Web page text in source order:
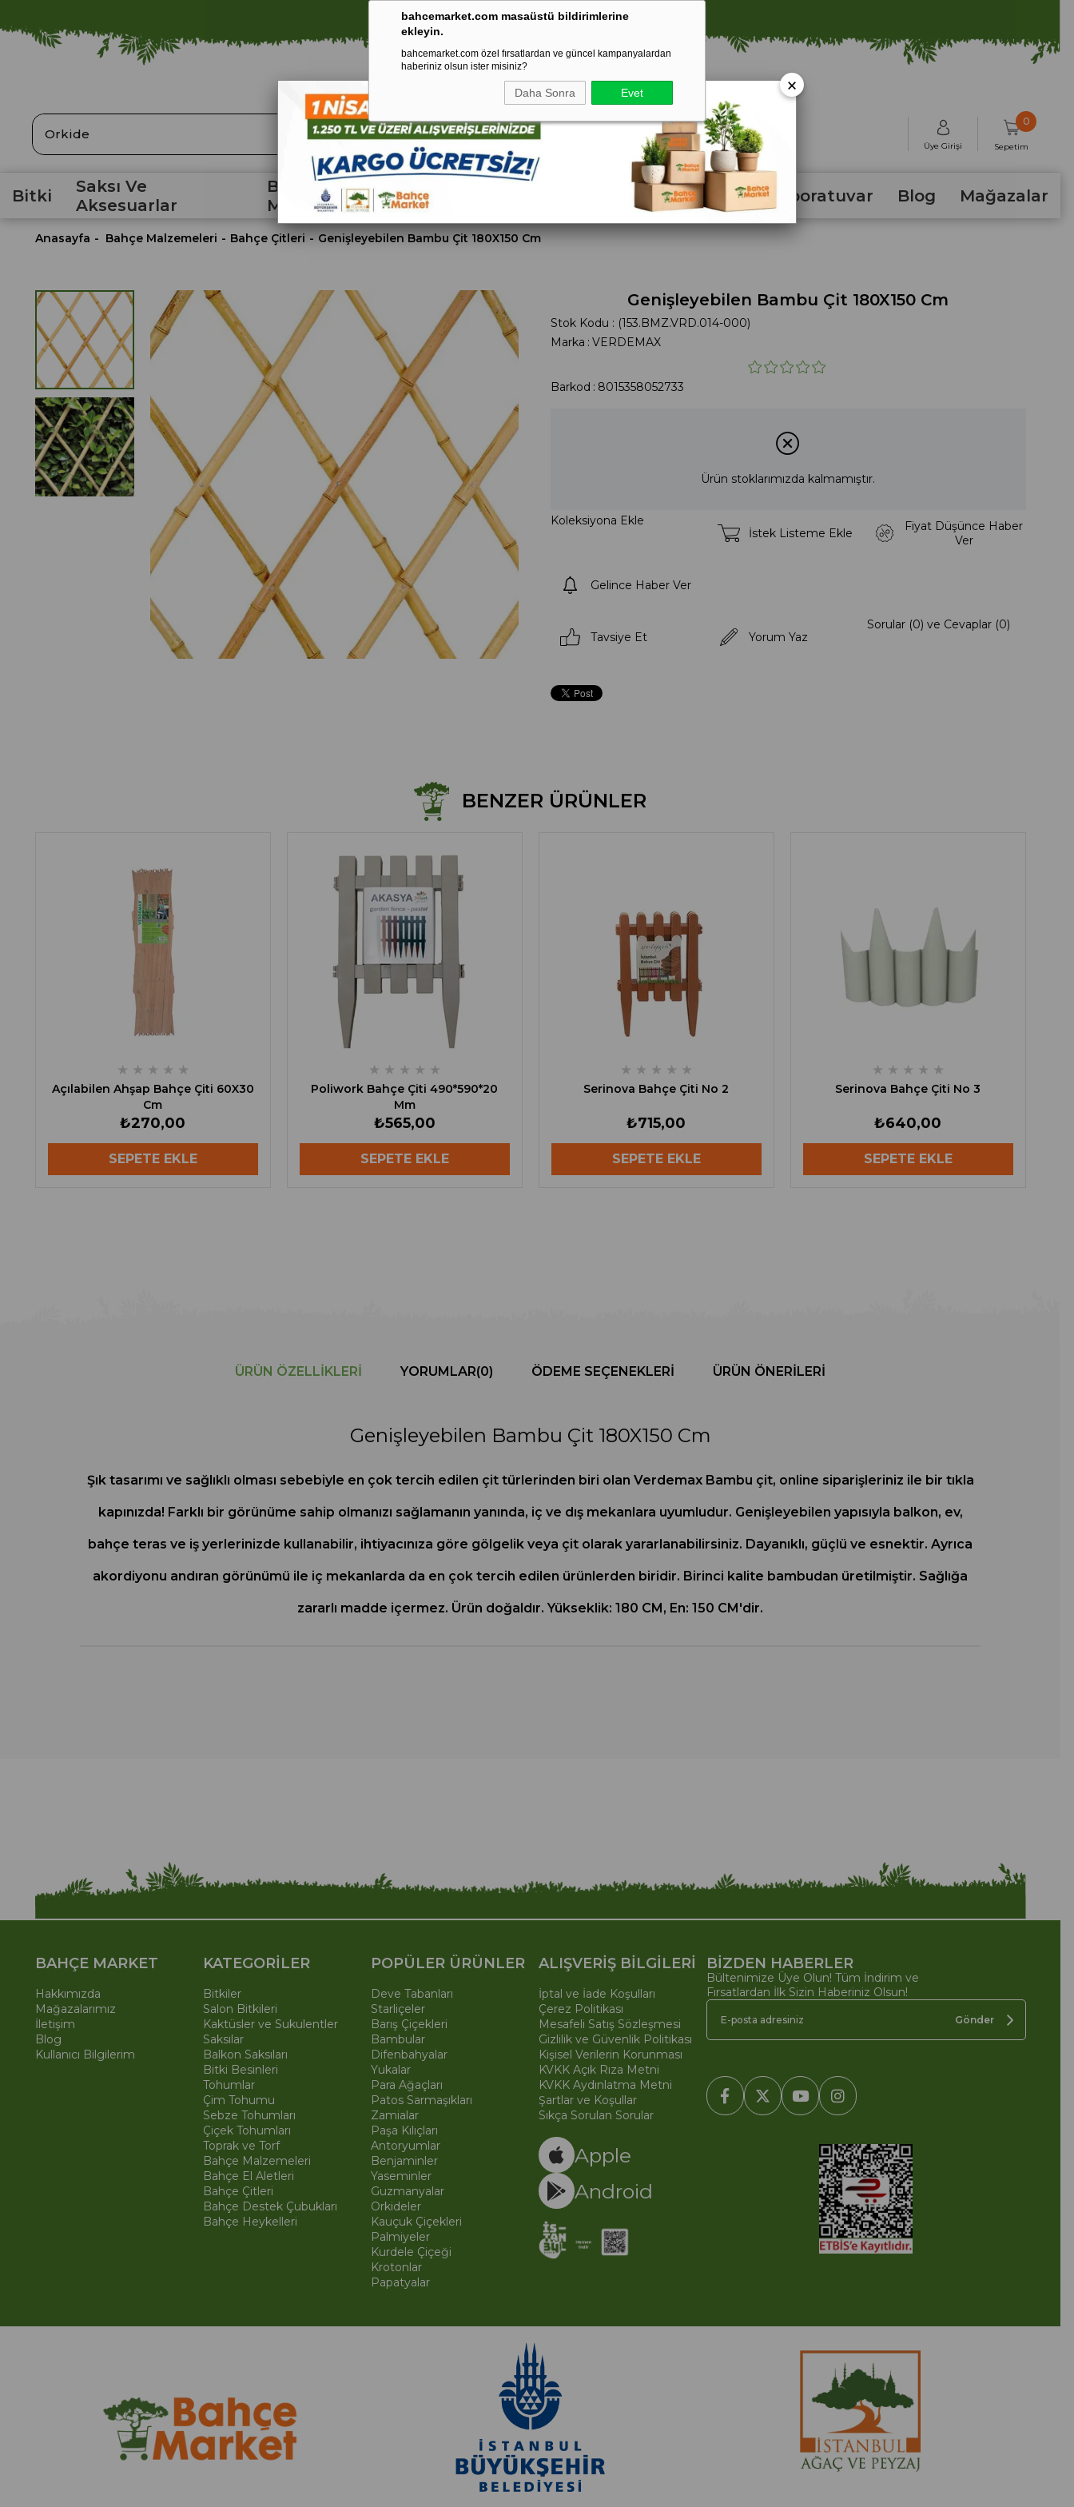
bahcemarket.com masaüstü bildirimlerine
ekleyin.
bahcemarket.com özel fırsatlardan ve güncel kampanyalardan
haberiniz olsun ister misiniz?
Daha Sonra Evet
⚠️ SATIŞLARIMIZ YALNIZCA İSTANBUL İLİ İLE SINIRLIDIR.
ARA
Üye Girişi Sepetim
0
Bitki
Saksı Ve
Aksesuarlar
Bahçe
Malzemeleri
Tohum Laboratuvar Blog Mağazalar
Anasayfa Bahçe Malzemeleri Bahçe Çitleri Genişleyebilen Bambu Çit 180X150 Cm
Genişleyebilen Bambu Çit 180X150 Cm
Stok Kodu
(153.BMZ.VRD.014-000)
Marka : VERDEMAX
Barkod : 8015358052733
Ürün stoklarımızda kalmamıştır.
Koleksiyona Ekle
İstek Listeme Ekle
Fiyat Düşünce Haber
Ver
Gelince Haber Ver
Tavsiye Et Yorum Yaz
Sorular (0) ve Cevaplar (0)
BENZER ÜRÜNLER
★ ★ ★ ★ ★
Açılabilen Ahşap Bahçe Çiti 60X30
Cm
₺270,00
SEPETE EKLE
★ ★ ★ ★ ★
Poliwork Bahçe Çiti 490*590*20
Mm
₺565,00
SEPETE EKLE
★ ★ ★ ★ ★
Serinova Bahçe Çiti No 2
₺715,00
SEPETE EKLE
★ ★ ★ ★ ★
Serinova Bahçe Çiti No 3
₺640,00
SEPETE EKLE
ÜRÜN ÖZELLIKLERI YORUMLAR(0) ÖDEME SEÇENEKLERI ÜRÜN ÖNERILERI
Genişleyebilen Bambu Çit 180X150 Cm
Şık tasarımı ve sağlıklı olması sebebiyle en çok tercih edilen çit türlerinden biri olan Verdemax Bambu çit, online siparişleriniz ile bir tıkla
kapınızda! Farklı bir görünüme sahip olmanızı sağlamanın yanında, iç ve dış mekanlara uyumludur. Genişleyebilen yapısıyla balkon, ev,
bahçe teras ve iş yerlerinizde kullanabilir, ihtiyacınıza göre gölgelik veya çit olarak yararlanabilirsiniz. Dayanıklı, güçlü ve esnektir. Ayrıca
akordiyonu andıran görünümü ile iç mekanlarda da en çok tercih edilen ürünlerden biridir. Birinci kalite bambudan üretilmiştir. Sağlığa
zararlı madde içermez. Ürün doğaldır. Yükseklik: 180 CM, En: 150 CM'dir.
BAHÇE MARKET
Hakkımızda
Mağazalarımız
İletişim
Blog
Kullanıcı Bilgilerim
KATEGORİLER
Bitkiler
Salon Bitkileri
Kaktüsler ve Sukulentler
Saksılar
Balkon Saksıları
Bitki Besinleri
Tohumlar
Çim Tohumu
Sebze Tohumları
Çiçek Tohumları
Toprak ve Torf
Bahçe Malzemeleri
Bahçe El Aletleri
Bahçe Çitleri
Bahçe Destek Çubukları
Bahçe Heykelleri
POPÜLER ÜRÜNLER
Deve Tabanları
Starliçeler
Barış Çiçekleri
Bambular
Difenbahyalar
Yukalar
Para Ağaçları
Patos Sarmaşıkları
Zamialar
Paşa Kılıçları
Antoryumlar
Benjaminler
Yaseminler
Guzmanyalar
Orkideler
Kauçuk Çiçekleri
Palmiyeler
Kurdele Çiçeği
Krotonlar
Papatyalar
ALIŞVERİŞ BİLGİLERİ
İptal ve İade Koşulları
Çerez Politikası
Mesafeli Satış Sözleşmesi
Gizlilik ve Güvenlik Politikası
Kişisel Verilerin Korunması
KVKK Açık Rıza Metni
KVKK Aydınlatma Metni
Şartlar ve Koşullar
Sıkça Sorulan Sorular
Apple
Android
BİZDEN HABERLER
Bültenimize Üye Olun! Tüm İndirim ve
Fırsatlardan İlk Sizin Haberiniz Olsun!
Gönder
×